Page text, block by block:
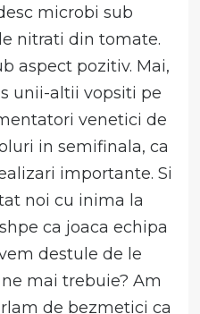
microbi sub
nitrati din tomate.
aspect pozitiv. Mai,
unii-altii vopsiti pe
venetici de
in semifinala, ca
importante. Si
noi cu inima la
ca joaca echipa
destule de le
mai trebuie? Am
de bezmetici ca